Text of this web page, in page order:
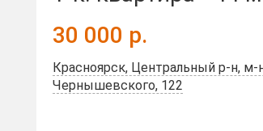
30 000 р.
Красноярск, Центральный р-н, м-
Чернышевского, 122